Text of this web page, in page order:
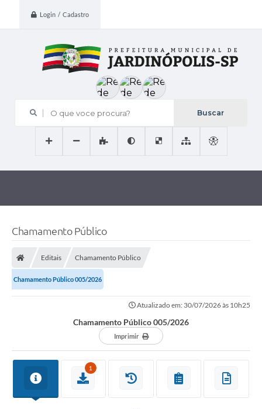
Login / Cadastro
O que voce procura?
Chamamento Público
Editais Chamamento Público
Chamamento Público 005/2026
Atualizado em: 30/07/2026 às 10h25
Chamamento Público 005/2026
Imprimir
1